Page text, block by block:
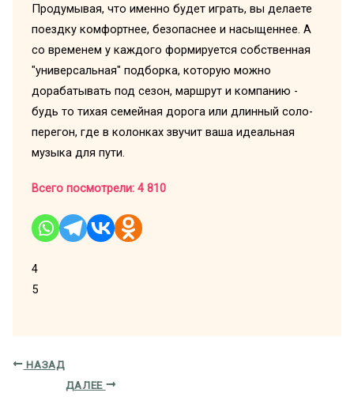
Продумывая, что именно будет играть, вы делаете
поездку комфортнее, безопаснее и насыщеннее. А
со временем у каждого формируется собственная
"универсальная" подборка, которую можно
дорабатывать под сезон, маршрут и компанию -
будь то тихая семейная дорога или длинный соло-
перегон, где в колонках звучит ваша идеальная
музыка для пути.
Всего посмотрели: 4 810
4
5
НАЗАД
ДАЛЕЕ